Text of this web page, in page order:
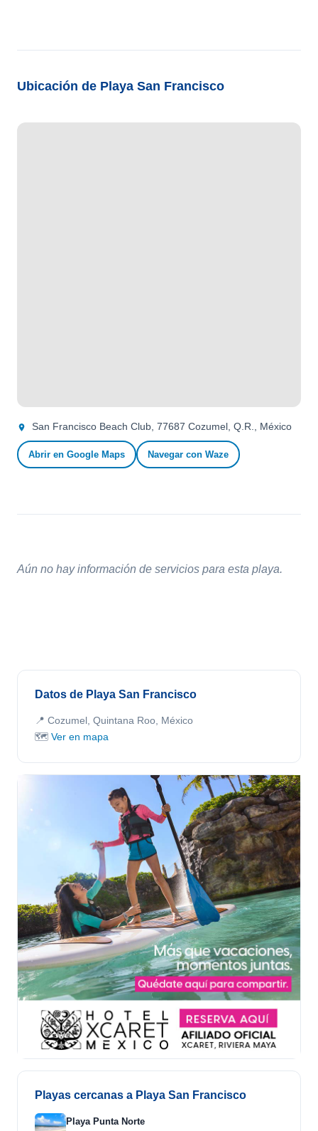
Ubicación de Playa San Francisco
San Francisco Beach Club, 77687 Cozumel, Q.R., México
Abrir en Google Maps Navegar con Waze
Aún no hay información de servicios para esta playa.
Datos de Playa San Francisco
📍 Cozumel, Quintana Roo, México
🗺️ Ver en mapa
Playas cercanas a Playa San Francisco
Playa Punta Norte